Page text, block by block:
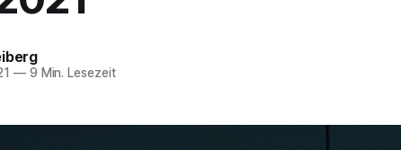
—9 Min. Lesezeit